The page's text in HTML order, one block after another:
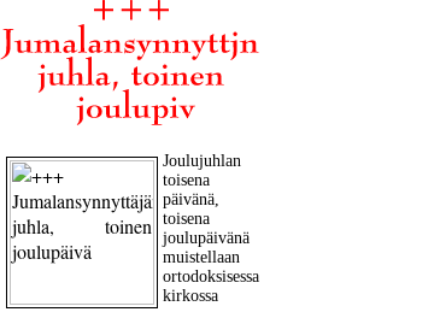
Joulujuhlan
toisena
päivänä,
toisena
joulupäivänä
muistellaan
ortodoksisessa
kirkossa